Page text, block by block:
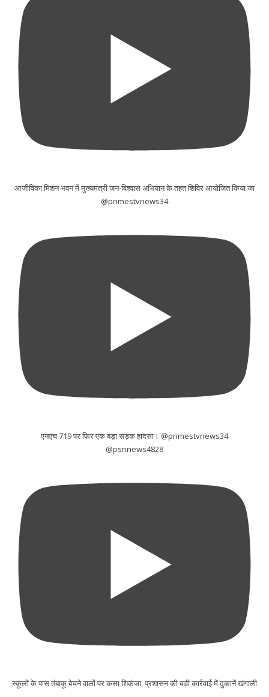
आजीविका मिशन भवन में मुख्यमंत्री जन-विश्वास अभियान के तहत शिविर आयोजित किया जा
@primestvnews34
एनएच 719 पर फिर एक बड़ा सड़क हादसा। @primestvnews34
@psnnews4828
स्कूलों के पास तंबाकू बेचने वालों पर कसा शिकंजा, प्रशासन की बड़ी कार्रवाई में दुकानें खंगाली